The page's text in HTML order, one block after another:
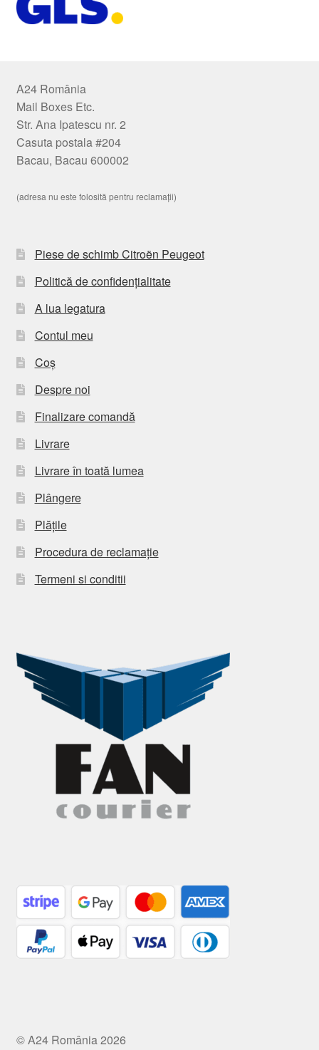
A24 România
Mail Boxes Etc.
Str. Ana Ipatescu nr. 2
Casuta postala #204
Bacau, Bacau 600002
(adresa nu este folosită pentru reclamații)
Piese de schimb Citroën Peugeot
Politică de confidențialitate
A lua legatura
Contul meu
Coș
Despre noi
Finalizare comandă
Livrare
Livrare în toată lumea
Plângere
Plățile
Procedura de reclamație
Termeni si conditii
© A24 România 2026